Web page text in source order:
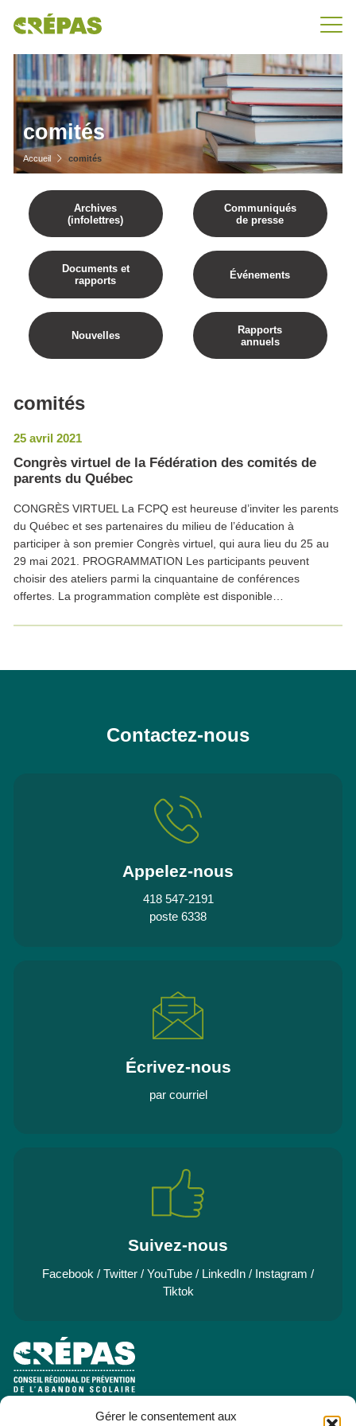
Gérer le consentement aux
comités
Accueil comités
Archives
(infolettres)
Communiqués
de presse
Documents et
rapports
Événements
Nouvelles
Rapports
annuels
comités
25 avril 2021
Congrès virtuel de la Fédération des comités de
parents du Québec
CONGRÈS VIRTUEL La FCPQ est heureuse d’inviter les parents
du Québec et ses partenaires du milieu de l’éducation à
participer à son premier Congrès virtuel, qui aura lieu du 25 au
29 mai 2021. PROGRAMMATION Les participants peuvent
choisir des ateliers parmi la cinquantaine de conférences
offertes. La programmation complète est disponible…
Contactez-nous
Appelez-nous
418 547-2191
poste 6338
Écrivez-nous
par courriel
Suivez-nous
Facebook / Twitter / YouTube / LinkedIn / Instagram /
Tiktok